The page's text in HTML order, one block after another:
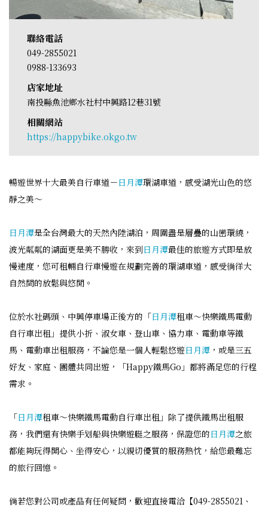
聯絡電話
049-2855021
0988-133693
店家地址
南投縣魚池鄉水社村中興路12巷31號
相關網站
https://happybike.okgo.tw
暢遊世界十大最美自行車道－日月潭環湖車道，感受湖光山色的悠
靜之美～
日月潭是全台灣最大的天然內陸湖泊，周圍盡是層疊的山巒環繞，
波光粼粼的湖面更是美不勝收，來到日月潭最佳的旅遊方式即是放
慢速度，您可租輛自行車慢遊在規劃完善的環湖車道，感受徜徉大
自然間的放鬆與悠閒。
位於水社碼頭、中興停車場正後方的「日月潭租車～快樂鐵馬電動
自行車出租」提供小折、淑女車、登山車、協力車、電動車等鐵
馬、電動車出租服務，不論您是一個人輕鬆悠遊日月潭 ，或是三五
好友、家庭、團體共同出遊，「Happy鐵馬Go」都將滿足您的行程
需求。
「日月潭租車～快樂鐵馬電動自行車出租」除了提供鐵馬出租服
務，我們還有快樂手划船與快樂遊艇之服務，保證您的日月潭之旅
都能夠玩得開心、坐得安心，以親切優質的服務熱忱，給您最難忘
的旅行回憶。
倘若您對公司或產品有任何疑問，歡迎直接電洽【049-2855021、